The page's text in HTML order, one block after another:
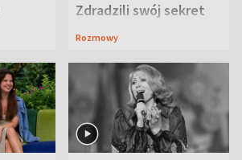
Zdradzili swój sekret
Rozmowy